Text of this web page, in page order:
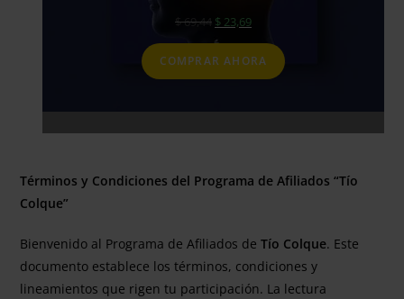
$69,44 El
precio
era:
$ 69,44.
$ 23,69El
actual
es:
$ 23,69.
COMPRAR AHORA
Términos y Condiciones del Programa de Afiliados “Tío
Colque”
Bienvenido al Programa de Afiliados deTío Colque. Este
documento establece los términos, condiciones y
lineamientos que rigen tu participación. La lectura